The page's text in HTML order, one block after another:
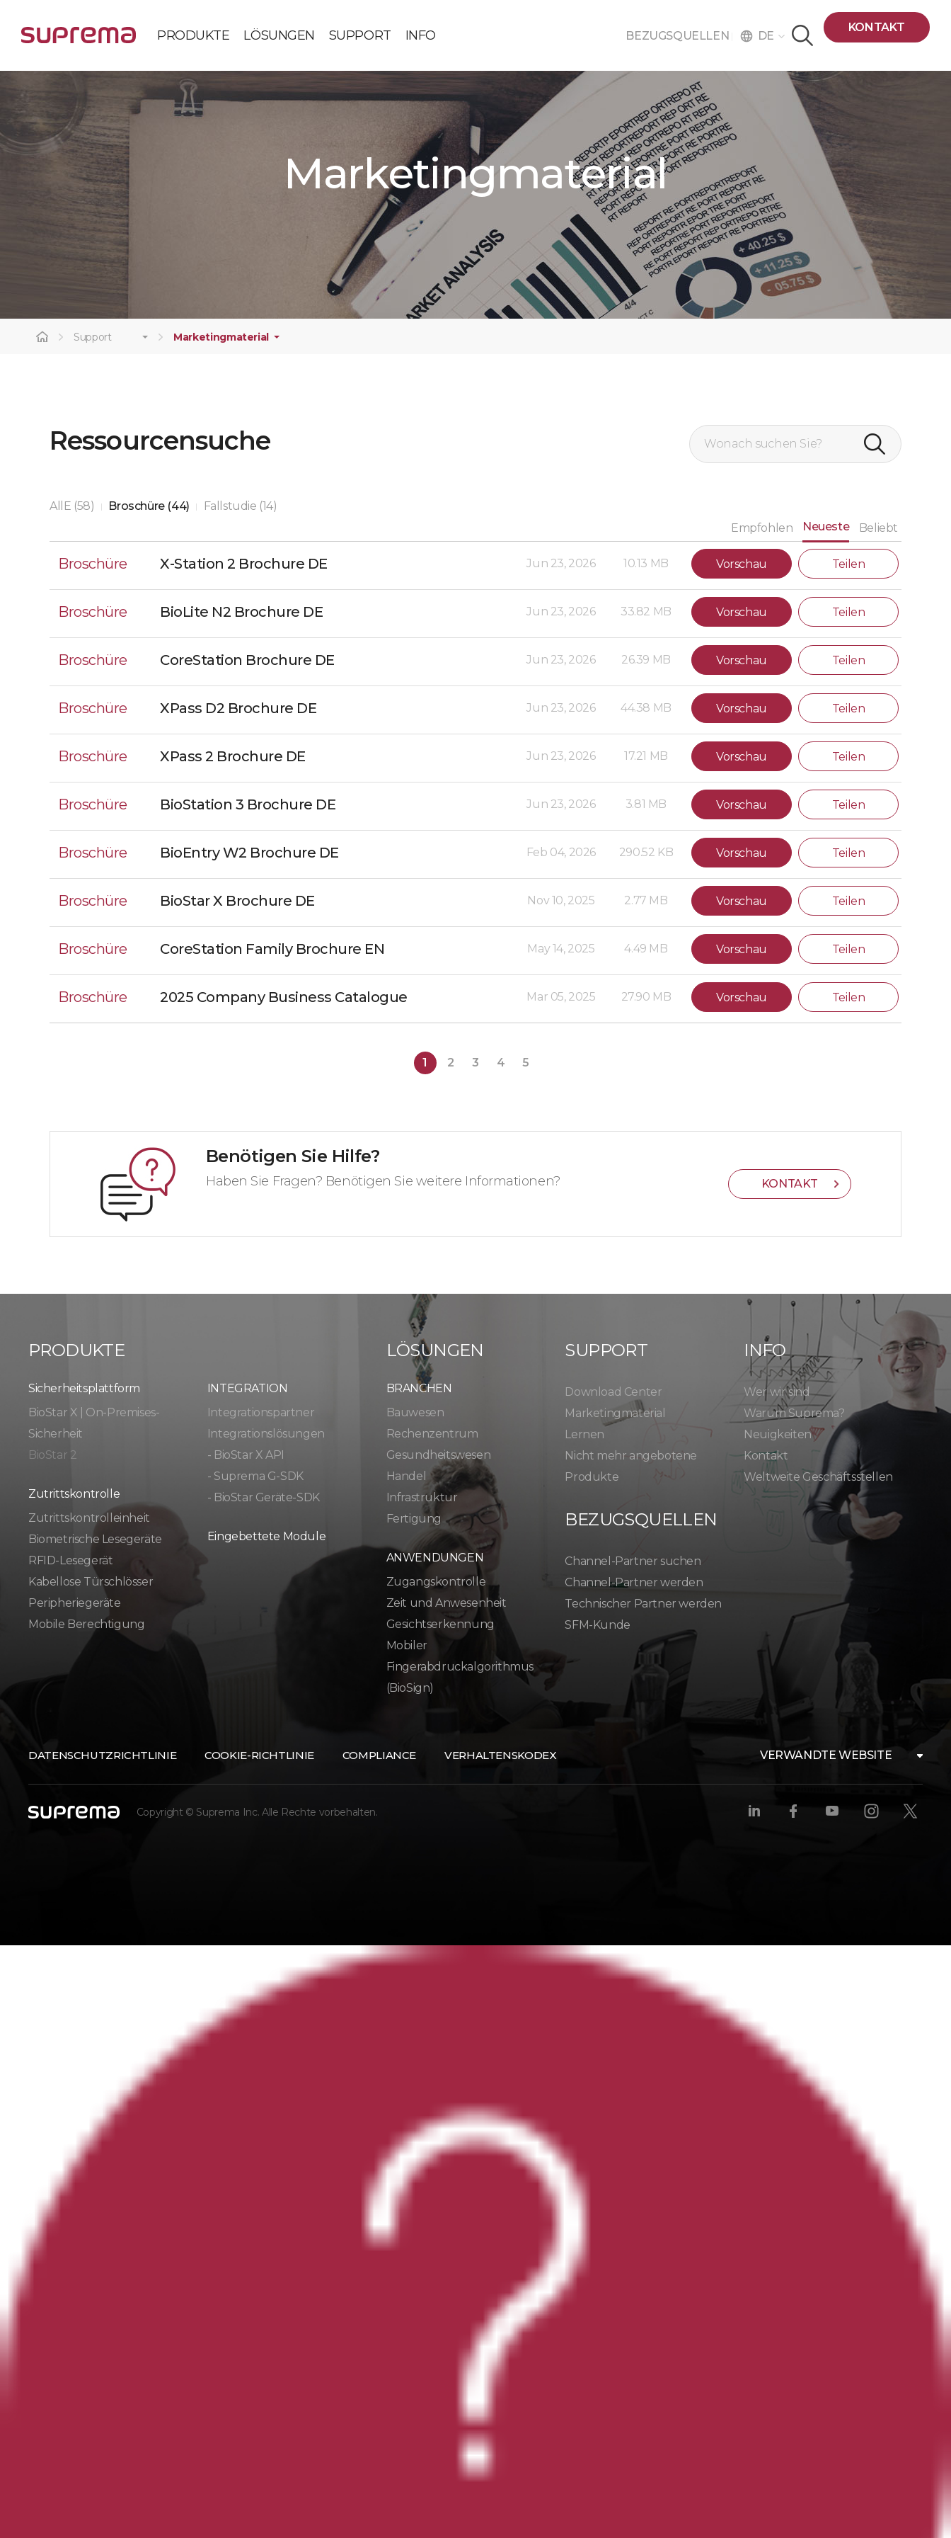
PRODUKTE LÖSUNGEN SUPPORT INFO BEZUGSQUELLEN language DE
KONTAKT
Marketingmaterial
Support Marketingmaterial
Ressourcensuche
AllE (58) | Broschüre (44) |
Fallstudie (14)
Empfohlen
Neueste Beliebt
Broschüre X-Station 2 Brochure DE Jun 23, 2026 10.13 MB Vorschau Teilen
Broschüre BioLite N2 Brochure DE Jun 23, 2026 33.82 MB Vorschau Teilen
Broschüre CoreStation Brochure DE Jun 23, 2026 26.39 MB Vorschau Teilen
Broschüre XPass D2 Brochure DE Jun 23, 2026 44.38 MB Vorschau Teilen
Broschüre XPass 2 Brochure DE Jun 23, 2026 17.21 MB Vorschau Teilen
Broschüre BioStation 3 Brochure DE Jun 23, 2026 3.81 MB Vorschau Teilen
Broschüre BioEntry W2 Brochure DE Feb 04, 2026 290.52 KB Vorschau Teilen
Broschüre BioStar X Brochure DE Nov 10, 2025 2.77 MB Vorschau Teilen
Broschüre CoreStation Family Brochure EN May 14, 2025 4.49 MB Vorschau Teilen
Broschüre 2025 Company Business Catalogue Mar 05, 2025 27.90 MB Vorschau Teilen
1 2 3 4 5
Benötigen Sie Hilfe?
Haben Sie Fragen? Benötigen Sie weitere Informationen? KONTAKT
PRODUKTE
Sicherheitsplattform
BioStar X | On-Premises-
Sicherheit
BioStar 2
Zutrittskontrolle
Zutrittskontrolleinheit
Biometrische Lesegeräte
RFID-Lesegerät
Kabellose Türschlösser
Peripheriegeräte
Mobile Berechtigung
INTEGRATION
Integrationspartner
Integrationslösungen
- BioStar X API
- Suprema G-SDK
- BioStar Geräte-SDK
Eingebettete Module
LÖSUNGEN
BRANCHEN
Bauwesen
Rechenzentrum
Gesundheitswesen
Handel
Infrastruktur
Fertigung
ANWENDUNGEN
Zugangskontrolle
Zeit und Anwesenheit
Gesichtserkennung
Mobiler
Fingerabdruckalgorithmus
(BioSign)
SUPPORT
Download Center
Marketingmaterial
Lernen
Nicht mehr angebotene
Produkte
INFO
Wer wir sind
Warum Suprema?
Neuigkeiten
Kontakt
Weltweite Geschäftsstellen
BEZUGSQUELLEN
Channel-Partner suchen
Channel-Partner werden
Technischer Partner werden
SFM-Kunde
DATENSCHUTZRICHTLINIE COOKIE-RICHTLINIE COMPLIANCE VERHALTENSKODEX VERWANDTE WEBSITE
Copyright © Suprema Inc. Alle Rechte vorbehalten.